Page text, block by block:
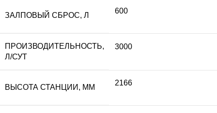
ЗАЛПОВЫЙ СБРОС, Л
600
ПРОИЗВОДИТЕЛЬНОСТЬ,
Л/СУТ
3000
ВЫСОТА СТАНЦИИ, ММ
2166